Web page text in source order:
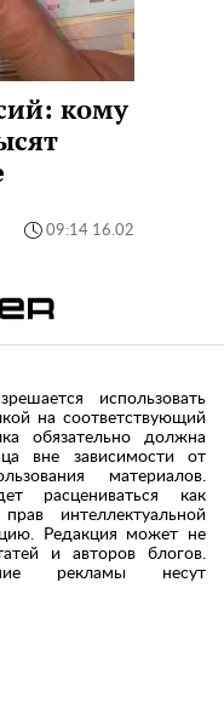
кому
09:14 16.02
использовать
на соответствующий
обязательно должна
вне зависимости от
материалов.
расцениваться как
интеллектуальной
Редакция может не
и авторов блогов.
рекламы несут